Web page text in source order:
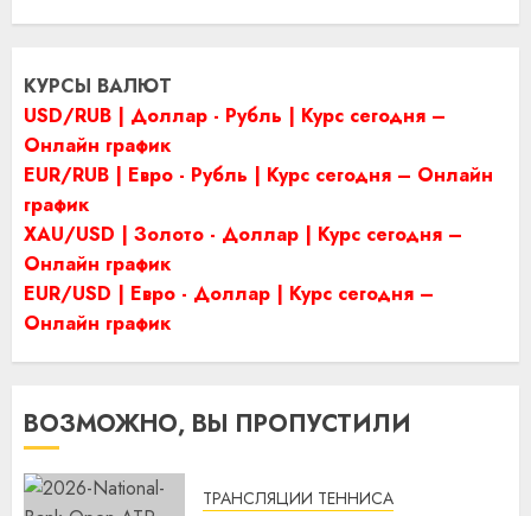
КУРСЫ ВАЛЮТ
USD/RUB | Доллар - Рубль | Курс сегодня –
Онлайн график
EUR/RUB | Евро - Рубль | Курс сегодня – Онлайн
график
XAU/USD | Золото - Доллар | Курс сегодня –
Онлайн график
EUR/USD | Евро - Доллар | Курс сегодня –
Онлайн график
ВОЗМОЖНО, ВЫ ПРОПУСТИЛИ
ТРАНСЛЯЦИИ ТЕННИСА